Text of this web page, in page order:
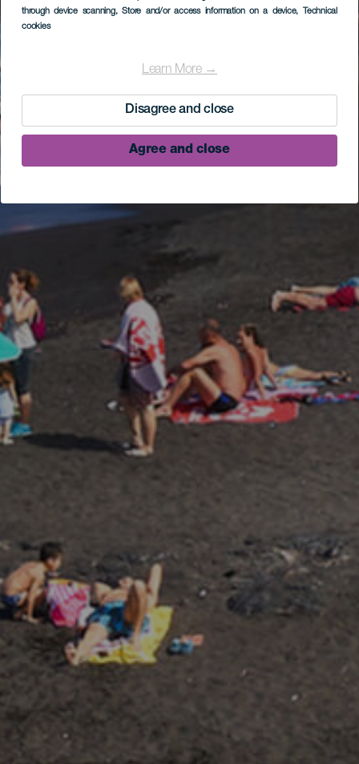
through device scanning, Store and/or access information on a device, Technical
cookies
Learn More →
Disagree and close
Agree and close